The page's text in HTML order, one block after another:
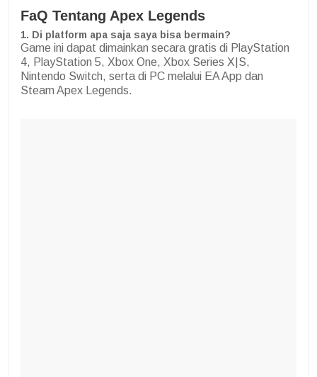
FaQ Tentang Apex Legends
1. Di platform apa saja saya bisa bermain?
Game ini dapat dimainkan secara gratis di PlayStation
4, PlayStation 5, Xbox One, Xbox Series X|S,
Nintendo Switch, serta di PC melalui EA App dan
Steam Apex Legends.